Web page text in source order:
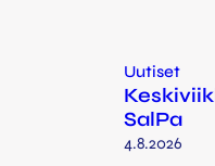
Uutiset
SalPa
4.8.2026